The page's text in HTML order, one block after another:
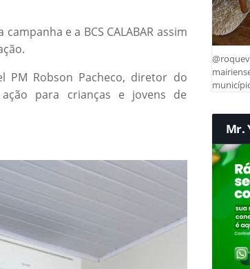
e a BCS CALABAR assim
PM Robson Pacheco, diretor do
para crianças e jovens de
Mr.